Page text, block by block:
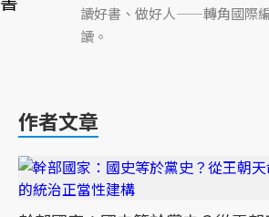
讀好書、做好人——轉角國際
讀。
作者文章